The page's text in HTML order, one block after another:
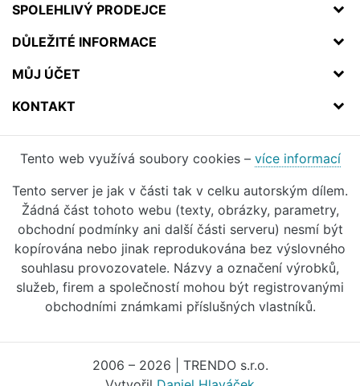
SPOLEHLIVÝ PRODEJCE
DŮLEŽITÉ INFORMACE
MŮJ ÚČET
KONTAKT
Tento web využívá soubory cookies – více informací
Tento server je jak v části tak v celku autorským dílem.
Žádná část tohoto webu (texty, obrázky, parametry,
obchodní podmínky ani další části serveru) nesmí být
kopírována nebo jinak reprodukována bez výslovného
souhlasu provozovatele. Názvy a označení výrobků,
služeb, firem a společností mohou být registrovanými
obchodními známkami příslušných vlastníků.
2006 – 2026 | TRENDO s.r.o.